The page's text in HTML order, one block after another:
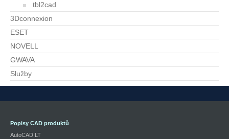
tbl2cad
3Dconnexion
ESET
NOVELL
GWAVA
Služby
Popisy CAD produktů
AutoCAD LT